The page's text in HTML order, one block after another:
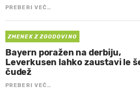
PREBERI VEČ…
ZMENEK Z ZGODOVINO
Bayern poražen na derbiju,
Leverkusen lahko zaustavi le
čudež
PREBERI VEČ…